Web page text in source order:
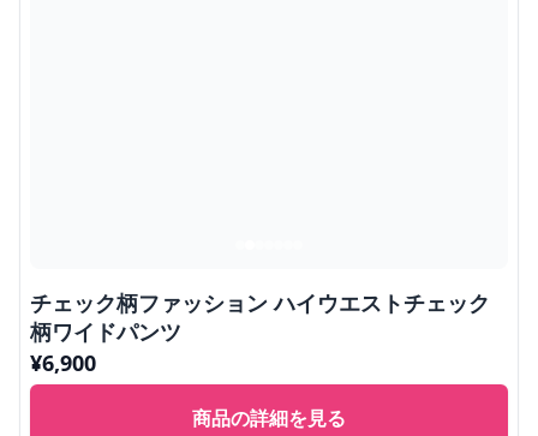
チェック柄ファッション ハイウエストチェック
柄ワイドパンツ
¥6,900
商品の詳細を見る